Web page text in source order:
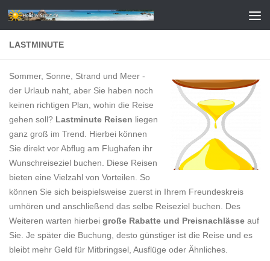
Zum Inhalt springen
LASTMINUTE
Sommer, Sonne, Strand und Meer -
der Urlaub naht, aber Sie haben noch
keinen richtigen Plan, wohin die Reise
gehen soll? Lastminute Reisen liegen
ganz groß im Trend. Hierbei können
Sie direkt vor Abflug am Flughafen ihr
Wunschreiseziel buchen. Diese Reisen
bieten eine Vielzahl von Vorteilen. So
können Sie sich beispielsweise zuerst in Ihrem Freundeskreis
umhören und anschließend das selbe Reiseziel buchen. Des
Weiteren warten hierbei große Rabatte und Preisnachlässe auf
Sie. Je später die Buchung, desto günstiger ist die Reise und es
bleibt mehr Geld für Mitbringsel, Ausflüge oder Ähnliches.